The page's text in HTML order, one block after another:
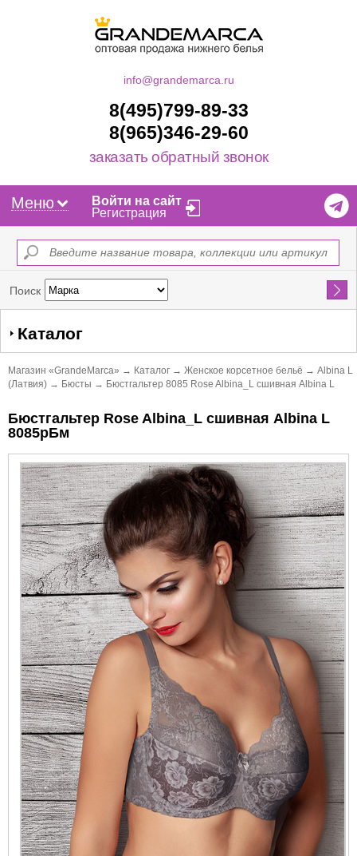
info@grandemarca.ru
8(495)799-89-33
8(965)346-29-60
заказать обратный звонок
Меню
Войти на сайт
Регистрация
Поиск Найти
Каталог
Магазин «GrandeMarca» → Каталог → Женское корсетное бельё → Albina L
(Латвия) → Бюсты → Бюстгальтер 8085 Rose Albina_L сшивная Albina L
Бюстгальтер Rose Albina_L сшивная Albina L
8085рБм